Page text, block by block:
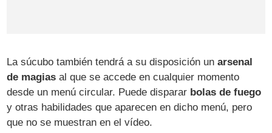
La súcubo también tendrá a su disposición unarsenal
de magias al que se accede en cualquier momento
desde un menú circular. Puede disparar bolas de fuego
y otras habilidades que aparecen en dicho menú, pero
que no se muestran en el vídeo.